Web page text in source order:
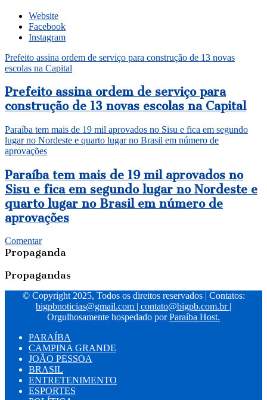
Website
Facebook
Instagram
Prefeito assina ordem de serviço para construção de 13 novas
escolas na Capital
Prefeito assina ordem de serviço para
construção de 13 novas escolas na Capital
Paraíba tem mais de 19 mil aprovados no Sisu e fica em segundo
lugar no Nordeste e quarto lugar no Brasil em número de
aprovações
Paraíba tem mais de 19 mil aprovados no
Sisu e fica em segundo lugar no Nordeste e
quarto lugar no Brasil em número de
aprovações
Comentar
Propaganda
Propagandas
© Copyright 2025, Todos os direitos reservados | Contatos:
bigpbnoticias@gmail.com
contato@bigpb.com.br
Orgulhosamente hospedado porParaíba Host.
PARAÍBA
CAMPINA GRANDE
JOÃO PESSOA
BRASIL
ENTRETENIMENTO
ESPORTES